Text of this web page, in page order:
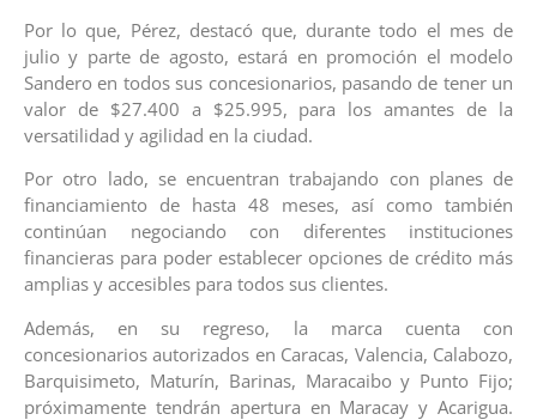
Por lo que, Pérez, destacó que, durante todo el mes de
julio y parte de agosto, estará en promoción el modelo
Sandero en todos sus concesionarios, pasando de tener un
valor de $27.400 a $25.995, para los amantes de la
versatilidad y agilidad en la ciudad.
Por otro lado, se encuentran trabajando con planes de
financiamiento de hasta 48 meses, así como también
continúan negociando con diferentes instituciones
financieras para poder establecer opciones de crédito más
amplias y accesibles para todos sus clientes.
Además, en su regreso, la marca cuenta con
concesionarios autorizados en Caracas, Valencia, Calabozo,
Barquisimeto, Maturín, Barinas, Maracaibo y Punto Fijo;
próximamente tendrán apertura en Maracay y Acarigua.